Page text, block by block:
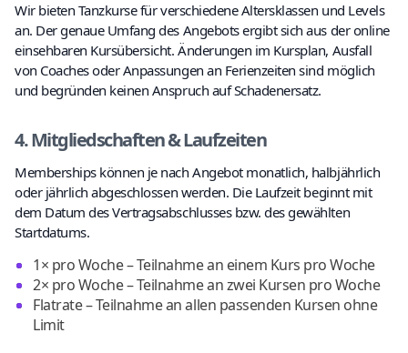
Wir bieten Tanzkurse für verschiedene Altersklassen und Levels
an. Der genaue Umfang des Angebots ergibt sich aus der online
einsehbaren Kursübersicht. Änderungen im Kursplan, Ausfall
von Coaches oder Anpassungen an Ferienzeiten sind möglich
und begründen keinen Anspruch auf Schadenersatz.
4. Mitgliedschaften & Laufzeiten
Memberships können je nach Angebot monatlich, halbjährlich
oder jährlich abgeschlossen werden. Die Laufzeit beginnt mit
dem Datum des Vertragsabschlusses bzw. des gewählten
Startdatums.
1× pro Woche – Teilnahme an einem Kurs pro Woche
2× pro Woche – Teilnahme an zwei Kursen pro Woche
Flatrate – Teilnahme an allen passenden Kursen ohne
Limit